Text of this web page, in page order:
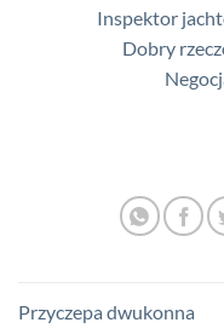
Inspektor
Dobry
Przyczepa dwukonna